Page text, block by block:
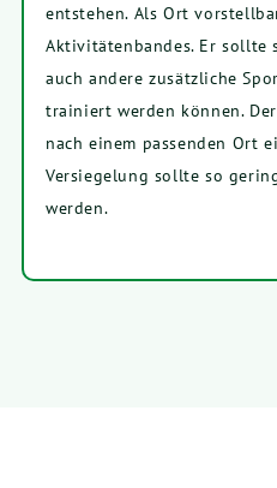
entstehen. Als Ort
Aktivitätenbandes. Er sollte
auch andere zusätzliche
trainiert werden können.
nach einem passenden Ort
Versiegelung sollte so
werden.